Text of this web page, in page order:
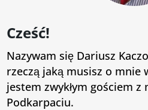
Cześć!
Nazywam się Dariusz
rzeczą jaką musisz o mnie
jestem zwykłym gościem z
Podkarpaciu.